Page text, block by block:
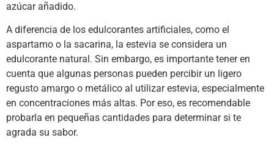
azúcar añadido.
A diferencia de los edulcorantes artificiales, como el
aspartamo o la sacarina, la estevia se considera un
edulcorante natural. Sin embargo, es importante tener en
cuenta que algunas personas pueden percibir un ligero
regusto amargo o metálico al utilizar estevia, especialmente
en concentraciones más altas. Por eso, es recomendable
probarla en pequeñas cantidades para determinar si te
agrada su sabor.